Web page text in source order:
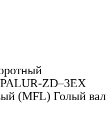
ZD–3EX
(MFL) Голый вал